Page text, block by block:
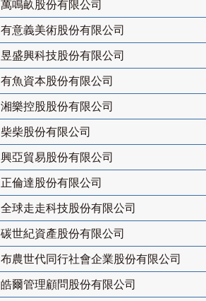
萬鳴畝股份有限公司
有意義美術股份有限公司
昱盛興科技股份有限公司
有魚資本股份有限公司
湘樂控股股份有限公司
柴柴股份有限公司
興亞貿易股份有限公司
正倫達股份有限公司
全球走走科技股份有限公司
碳世紀資產股份有限公司
布農世代同行社會企業股份有限公司
皓爾管理顧問股份有限公司